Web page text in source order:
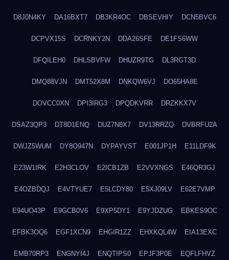
D8J0N4KY DA16BXT7 DB3KR4OC DBSEVHIY DCN5BVC6
DCPVX15S DCRNKY2N DDA26SFE DE1FS6WW
DFQILEH0 DHLSBVFW DHUZR9TG DL3RGT3D
DMQ88VJN DMT52X8M DNKQW6VJ DO65HA8E
DOVCC0XN DPI3IRG3 DPQDKVRR DRZKKX7V
DSAZ3QP3 DT8D1ENQ DUZ7N8X7 DV13RRZQ DVBRFU2A
DWJZ5WUM DY8O947N DYPAYVST E001JP1H E11LDF9K
E23W1IRK E2H3CLOV E2ICB1ZB E2VVXNGS E46QR3GJ
E4OZBDQJ E4VTYUE7 E5LCDY80 E5XJ09LV E62E7VMP
E94UO43P E9GCB0V6 E9XP5DY1 E9YJDZUG EBKES9OC
EFBK3OQ6 EGF1XCN9 EHGIR1ZZ EHXKQL4W EIA13EXC
EMB70RP3 ENGNYI4J ENQTIPS0 EPJF3P0E EQFLFHVZ